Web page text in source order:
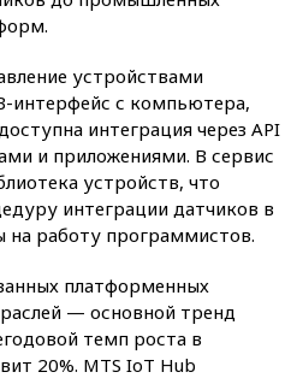
устройствами
интерфейс с компьютера,
интеграция через API
и приложениями. В сервис
устройств, что
интеграции датчиков в
на работу программистов.
платформенных
— основной тренд
темп роста в
20%. MTS IoT Hub